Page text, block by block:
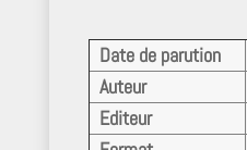
Date de parution
Auteur
Editeur